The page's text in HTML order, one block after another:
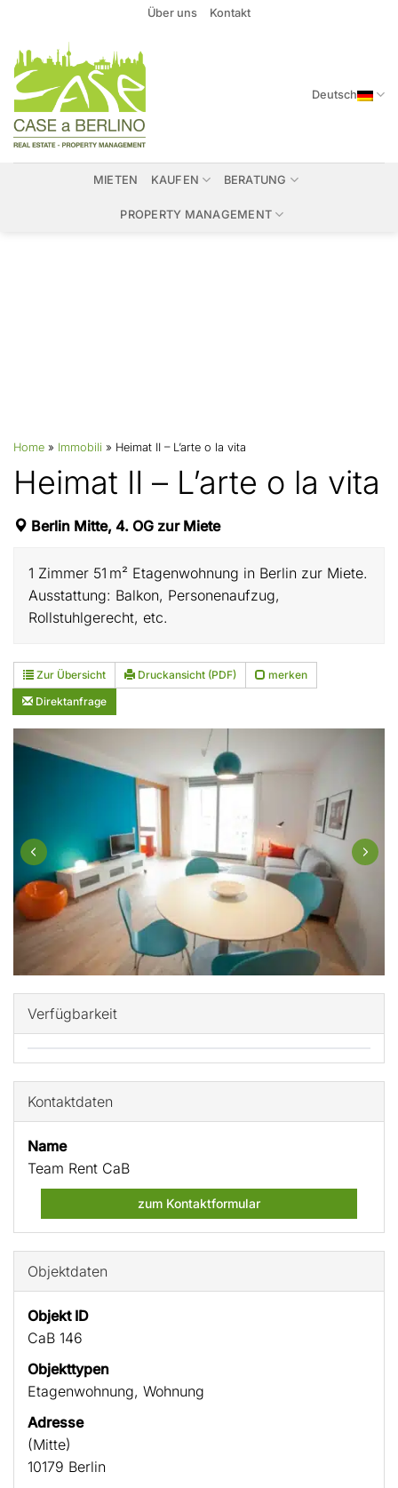
springen
Über uns Kontakt
Deutsch
MIETEN KAUFEN BERATUNG
PROPERTY MANAGEMENT
Home » Immobili » Heimat II – L’arte o la vita
Heimat II – L’arte o la vita
Berlin Mitte, 4. OG zur Miete
1 Zimmer 51 m² Etagenwohnung in Berlin zur Miete.
Ausstattung: Balkon, Personenaufzug,
Rollstuhlgerecht, etc.
Zur Übersicht Druckansicht (PDF)
merken
Direktanfrage
Verfügbarkeit
Kontaktdaten
Name
Team Rent CaB
zum Kontaktformular
Objektdaten
Objekt ID
CaB 146
Objekttypen
Etagenwohnung, Wohnung
Adresse
(Mitte)
10179 Berlin